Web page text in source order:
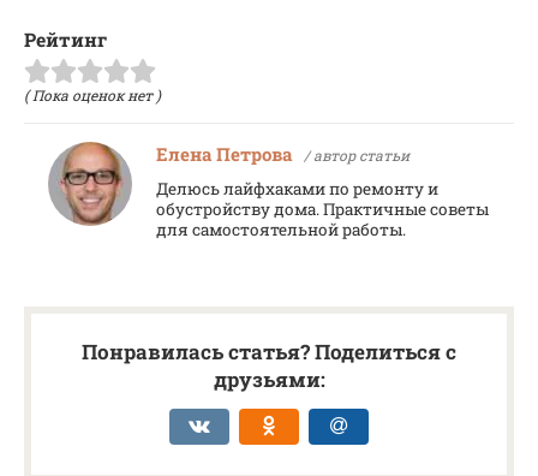
Рейтинг
( Пока оценок нет )
Елена Петрова / автор статьи
Делюсь лайфхаками по ремонту и
обустройству дома. Практичные советы
для самостоятельной работы.
Понравилась статья? Поделиться с
друзьями: